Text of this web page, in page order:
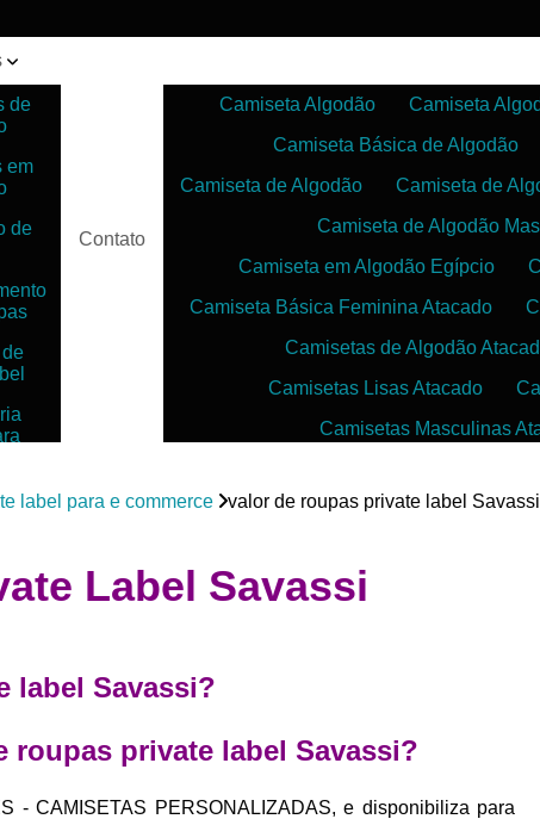
de
em
de
Contato
Camiseta Algodão Camiseta
Camiseta Básica de Algodão
Camiseta de Algodão
Camiseta de
Camiseta de Algodão
Camiseta em Algodão Egípcio
Camiseta Básica Feminina Atacado
Camisetas de Algodão
Camisetas Lisas Atacado
Camisetas Masculinas
Camisetas para Sublimação
Confecção de Roupas
Desenvolvimento de Coleção de
Desenvolvimento de Estampa Exclusiva
label para e commerce valor de roupas private label Savassi
Label Savassi
label Savassi?
roupas private label Savassi?
- CAMISETAS PERSONALIZADAS, e disponibiliza para